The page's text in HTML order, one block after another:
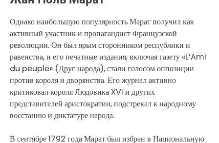
Однако наибольшую популярность Марат получил как
активный участник и пропагандист Французской
революции. Он был ярым сторонником республики и
равенства, и его печатные издания, включая газету «L’Ami
du peuple» (Друг народа), стали голосом оппозиции
против короля и дворянства. Его журнал активно
критиковал короля Людовика XVI и других
представителей аристократии, подстрекал к народному
восстанию и диктатуре народа.
В сентябре 1792 года Марат был избран в Национальную